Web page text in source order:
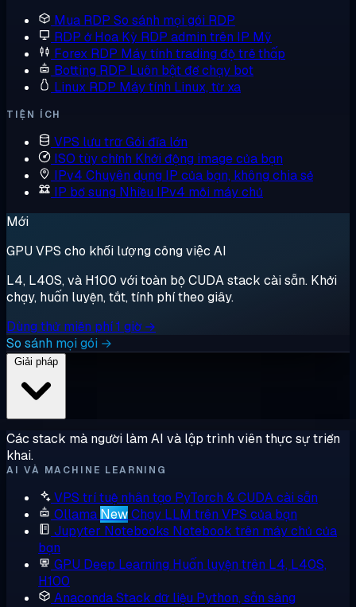
Mua RDP So sánh mọi gói RDP
RDP ở Hoa Kỳ RDP admin trên IP Mỹ
Forex RDP Máy tính trading độ trễ thấp
Botting RDP Luôn bật để chạy bot
Linux RDP Máy tính Linux, từ xa
TIỆN ÍCH
VPS lưu trữGói đĩa lớn
ISO tùy chỉnh Khởi động image của bạn
IPv4 Chuyên dụng IP của bạn, không chia sẻ
IP bổ sung Nhiều IPv4 mỗi máy chủ
Mới
GPU VPS cho khối lượng công việc AI
L4, L40S, và H100 với toàn bộ CUDA stack cài sẵn. Khởi
chạy, huấn luyện, tắt, tính phí theo giây.
Dùng thử miễn phí 1 giờ →
So sánh mọi gói →
Các stack mà người làm AI và lập trình viên thực sự triển
khai.
AI VÀ MACHINE LEARNING
VPS trí tuệ nhân tạo PyTorch & CUDA cài sẵn
Ollama NewChạy LLM trên VPS của bạn
Jupyter Notebooks Notebook trên máy chủ của
bạn
GPU Deep Learning Huấn luyện trên L4, L40S,
H100
AnacondaStack dữ liệu Python, sẵn sàng